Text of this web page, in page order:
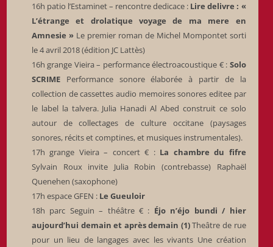
16h patio l’Estaminet – rencontre dedicace : Lire delivre : «
L’étrange et drolatique voyage de ma mere en
Amnesie » Le premier roman de Michel Mompontet sorti
le 4 avril 2018 (édition JC Lattès)
16h grange Vieira – performance électroacoustique € : Solo
SCRIME Performance sonore élaborée à partir de la
collection de cassettes audio memoires sonores editee par
le label la talvera. Julia Hanadi Al Abed construit ce solo
autour de collectages de culture occitane (paysages
sonores, récits et comptines, et musiques instrumentales).
17h grange Vieira – concert € : La chambre du fifre
Sylvain Roux invite Julia Robin (contrebasse) Raphaël
Quenehen (saxophone)
17h espace GFEN : Le Gueuloir
18h parc Seguin – théâtre € : Éjo n’éjo bundi / hier
aujourd’hui demain et après demain (1)Theâtre de rue
pour un lieu de langages avec les vivants Une création